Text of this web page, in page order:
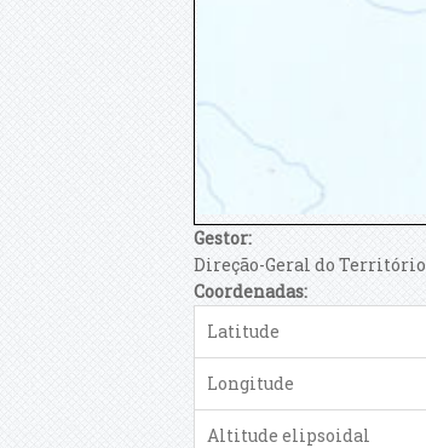
Gestor:
Direção-Geral do Território
Coordenadas:
Latitude
Longitude
Altitude elipsoidal